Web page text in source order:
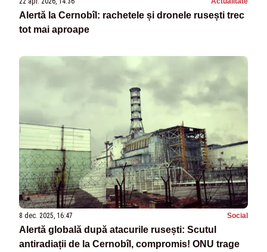
Alertă la Cernobîl: rachetele și dronele rusești trec
tot mai aproape
8 dec. 2025, 16:47 Social
Alertă globală după atacurile rusești: Scutul
antiradiații de la Cernobîl, compromis! ONU trage